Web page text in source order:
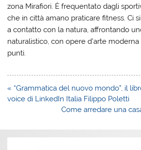
zona Mirafiori. È frequentato dagli
che in città amano praticare fitness. Ci
a contatto con la natura, affrontando
naturalistico, con opere d’arte
punti.
Navigazione
articoli
« “Grammatica del nuovo mondo”, il
voice di LinkedIn Italia Filippo Poletti
Come arredare una